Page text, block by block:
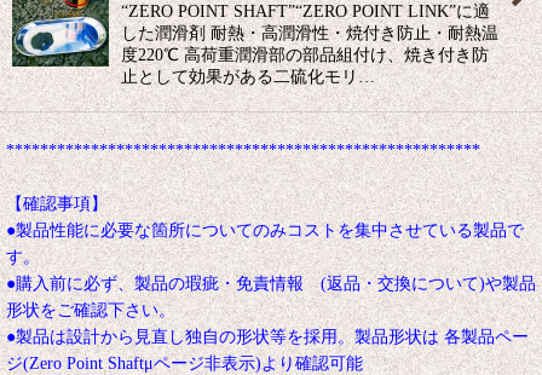
“ZERO POINT SHAFT”“ZERO POINT LINK”に適
した潤滑剤 耐熱・高潤滑性・焼付き防止・耐熱温
度220℃ 高荷重潤滑部の部品組付け、焼き付き防
止として効果がある二硫化モリ…
********************************************************
【確認事項】
●製品性能に必要な箇所についてのみコストを集中させている製品で
す。
●購入前に必ず、製品の瑕疵・免責情報 (返品・交換について)や製品
形状をご確認下さい。
●製品は設計から見直し独自の形状等を採用。製品形状は 各製品ペー
ジ(Zero Point Shaftμページ非表示)より確認可能